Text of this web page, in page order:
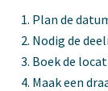
Plan de
Nodig de
Boek de
Maak een